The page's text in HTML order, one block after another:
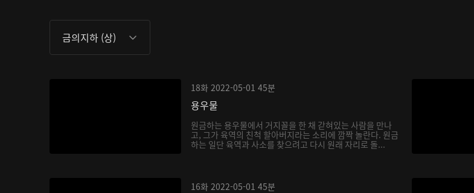
금의지하 (상)
18화 2022-05-01 45분
용우물
원금하는 용우물에서 거지꼴을 한 채 갇혀있는 사람을 만나
고, 그가 육역의 친척 할아버지라는 소리에 깜짝 놀란다. 원금
하는 일단 육역과 사소를 찾으려고 다시 원래 자리로 돌...
16화 2022-05-01 45분